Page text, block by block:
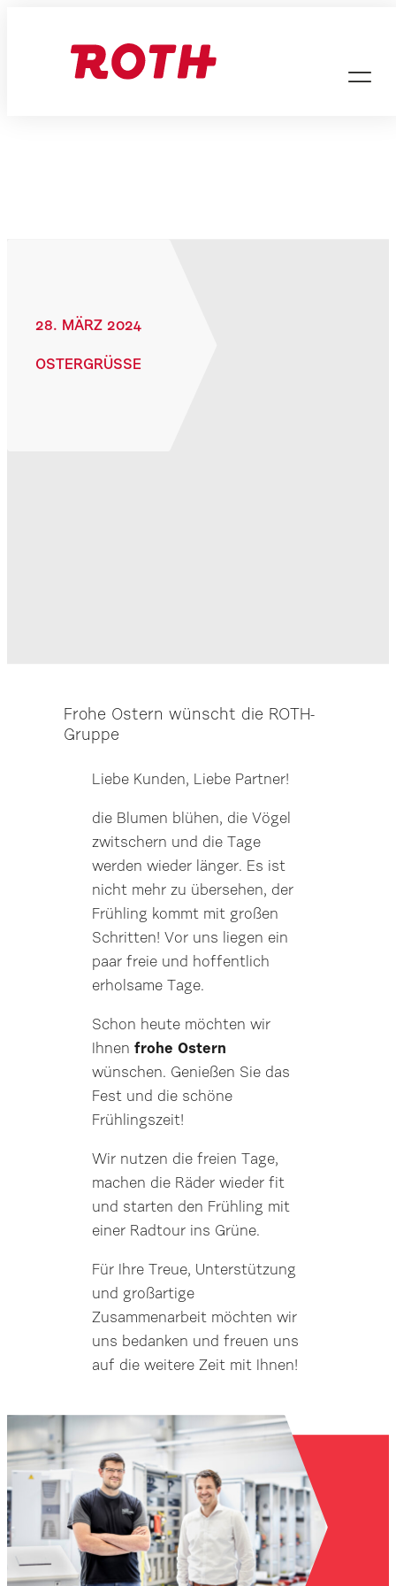
28. MÄRZ 2024
OSTERGRÜSSE
Frohe Ostern wünscht die ROTH-
Gruppe
Liebe Kunden, Liebe Partner!
die Blumen blühen, die Vögel
zwitschern und die Tage
werden wieder länger. Es ist
nicht mehr zu übersehen, der
Frühling kommt mit großen
Schritten! Vor uns liegen ein
paar freie und hoffentlich
erholsame Tage.
Schon heute möchten wir
Ihnen frohe Ostern
wünschen. Genießen Sie das
Fest und die schöne
Frühlingszeit!
Wir nutzen die freien Tage,
machen die Räder wieder fit
und starten den Frühling mit
einer Radtour ins Grüne.
Für Ihre Treue, Unterstützung
und großartige
Zusammenarbeit möchten wir
uns bedanken und freuen uns
auf die weitere Zeit mit Ihnen!